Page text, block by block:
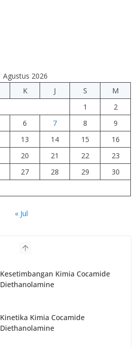
Agustus 2026
K J S
M
1
2
6 7 8
9
13 14 15
16
20 21 22
23
27 28 29
30
« Jul
Kesetimbangan Kimia Cocamide
Diethanolamine
Kinetika Kimia Cocamide
Diethanolamine